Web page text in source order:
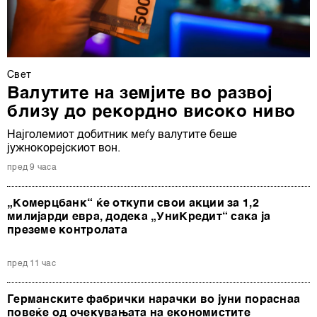
Свет
Валутите на земјите во развој
близу до рекордно високо ниво
Најголемиот добитник меѓу валутите беше
јужнокорејскиот вон.
пред 9 часа
„Комерцбанк“ ќе откупи свои акции за 1,2
милијарди евра, додека „УниКредит“ сака ја
преземе контролата
пред 11 час
Германските фабрички нарачки во јуни пораснаа
повеќе од очекувањата на економистите